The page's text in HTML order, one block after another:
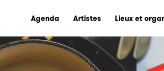
Agenda Artistes Lieux et